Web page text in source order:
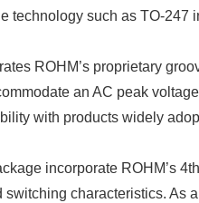
technology such as TO-247
ROHM’s proprietary
an AC peak
with products widely
incorporate ROHM’s
switching characteristics. As